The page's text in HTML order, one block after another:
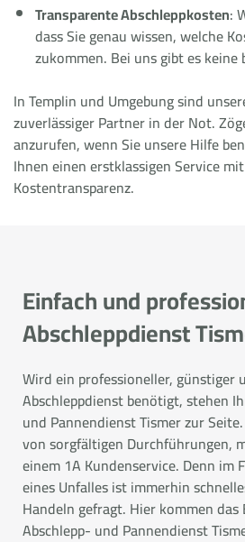
Transparente Abschleppkosten:
dass Sie genau wissen, welche
zukommen. Bei uns gibt es keine
In Templin und Umgebung sind
zuverlässiger Partner in der Not.
anzurufen, wenn Sie unsere Hilfe
Ihnen einen erstklassigen Service
Kostentransparenz.
Einfach und
Abschleppdienst
Wird ein professioneller, günstiger
Abschleppdienst benötigt, stehen
und Pannendienst Tismer zur
von sorgfältigen Durchführungen,
einem 1A Kundenservice. Denn im
eines Unfalles ist immerhin
Handeln gefragt. Hier kommen
Abschlepp- und Pannendienst